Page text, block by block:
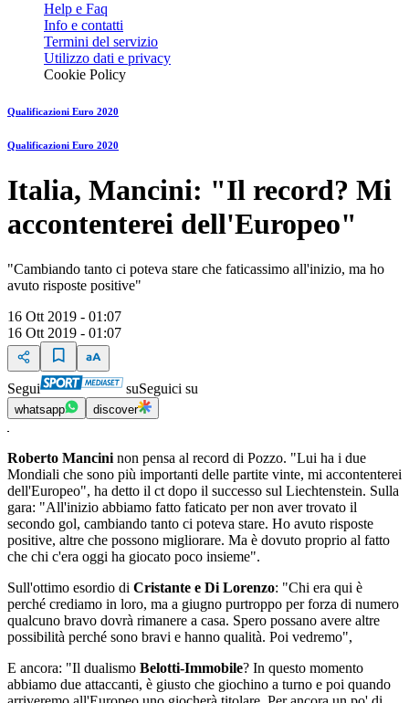
Help e Faq
Info e contatti
Termini del servizio
Utilizzo dati e privacy
Cookie Policy
Qualificazioni Euro 2020
Qualificazioni Euro 2020
Italia, Mancini: "Il record? Mi
accontenterei dell'Europeo"
"Cambiando tanto ci poteva stare che faticassimo all'inizio, ma ho
avuto risposte positive"
16 Ott 2019 - 01:07
16 Ott 2019 - 01:07
Segui suSeguici su
whatsapp discover
Roberto Mancini non pensa al record di Pozzo. "Lui ha i due
Mondiali che sono più importanti delle partite vinte, mi accontenterei
dell'Europeo", ha detto il ct dopo il successo sul Liechtenstein. Sulla
gara: "All'inizio abbiamo fatto faticato per non aver trovato il
secondo gol, cambiando tanto ci poteva stare. Ho avuto risposte
positive, altre che possono migliorare. Ma è dovuto proprio al fatto
che chi c'era oggi ha giocato poco insieme".
Sull'ottimo esordio di Cristante e Di Lorenzo: "Chi era qui è
perché crediamo in loro, ma a giugno purtroppo per forza di numero
qualcuno bravo dovrà rimanere a casa. Spero possano avere altre
possibilità perché sono bravi e hanno qualità. Poi vedremo",
E ancora: "Il dualismo Belotti-Immobile? In questo momento
abbiamo due attaccanti, è giusto che giochino a turno e poi quando